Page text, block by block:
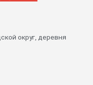
округ, деревня